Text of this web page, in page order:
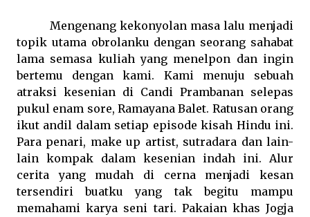
Mengenang kekonyolan masa lalu menjadi
topik utama obrolanku dengan seorang sahabat
lama semasa kuliah yang menelpon dan ingin
bertemu dengan kami. Kami menuju sebuah
atraksi kesenian di Candi Prambanan selepas
pukul enam sore, Ramayana Balet. Ratusan orang
ikut andil dalam setiap episode kisah Hindu ini.
Para penari, make up artist, sutradara dan lain-
lain kompak dalam kesenian indah ini. Alur
cerita yang mudah di cerna menjadi kesan
tersendiri buatku yang tak begitu mampu
memahami karya seni tari. Pakaian khas Jogja